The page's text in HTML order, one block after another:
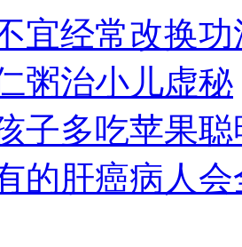
宜经常改换功
粥治小儿虚秘
子多吃苹果聪
的肝癌病人会